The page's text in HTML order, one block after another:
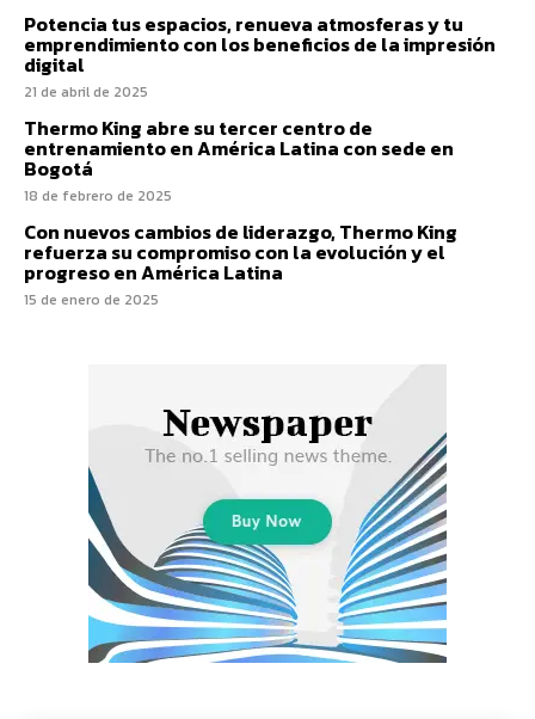
Potencia tus espacios, renueva atmosferas y tu
emprendimiento con los beneficios de la impresión
digital
21 de abril de 2025
Thermo King abre su tercer centro de
entrenamiento en América Latina con sede en
Bogotá
18 de febrero de 2025
Con nuevos cambios de liderazgo, Thermo King
refuerza su compromiso con la evolución y el
progreso en América Latina
15 de enero de 2025